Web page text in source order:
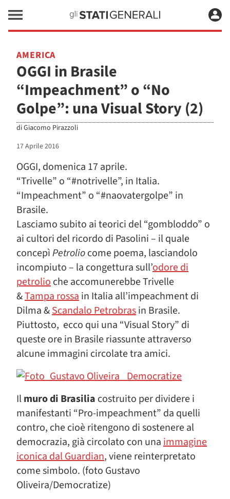
AMERICA
OGGI in Brasile
“Impeachment” o “No
Golpe”: una Visual Story (2)
diGiacomo Pirazzoli
17 Aprile 2016
OGGI, domenica 17 aprile.
“Trivelle” o “#notrivelle”, in Italia.
“Impeachment” o “#naovatergolpe” in
Brasile.
Lasciamo subito ai teorici del “gombloddo” o
ai cultori del ricordo di Pasolini – il quale
concepìPetroliocome poema, lasciandolo
incompiuto – la congettura sull’odore di
petrolioche accomunerebbe Trivelle
&Tampa rossain Italia all’impeachment di
Dilma &Scandalo Petrobrasin Brasile.
Piuttosto, ecco qui una “Visual Story” di
queste ore in Brasile riassunte attraverso
alcune immagini circolate tra amici.
Ilmuro di Brasilia costruito per dividere i
manifestanti “Pro-impeachment” da quelli
contro, che cioè ritengono di sostenere al
democrazia, già circolato con unaimmagine
iconica dal Guardian, viene reinterpretato
come simbolo. (foto Gustavo
Oliveira/Democratize)